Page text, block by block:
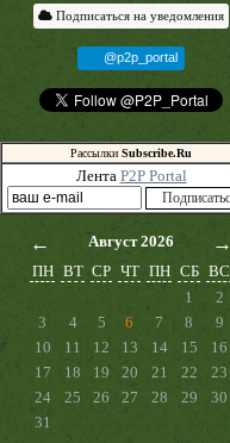
Подписаться на уведомления
@p2p_portal
Рассылки Subscribe.Ru
Лента P2P Portal
← Август 2026 →
ПН ВТ СР ЧТ ПН СБ ВС
1
2
3
4 5 6 7 8
9
10
11 12 13 14 15
16
17
18 19 20 21 22
23
24
25 26 27 28 29
30
31